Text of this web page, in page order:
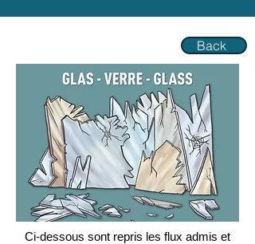
Back
Ci-dessous sont repris les flux admis et